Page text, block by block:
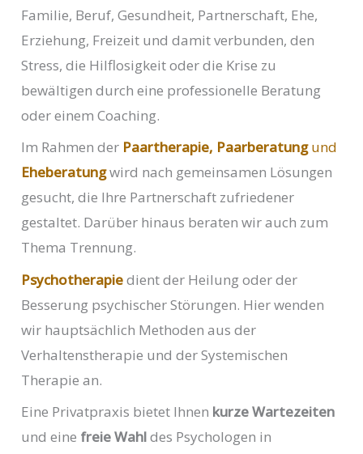
Familie, Beruf, Gesundheit, Partnerschaft, Ehe,
Erziehung, Freizeit und damit verbunden, den
Stress, die Hilflosigkeit oder die Krise zu
bewältigen durch eine professionelle Beratung
oder einem Coaching.
Im Rahmen der Paartherapie, Paarberatungund
Eheberatungwird nach gemeinsamen Lösungen
gesucht, die Ihre Partnerschaft zufriedener
gestaltet. Darüber hinaus beraten wir auch zum
Thema Trennung.
Psychotherapiedient der Heilung oder der
Besserung psychischer Störungen. Hier wenden
wir hauptsächlich Methoden aus der
Verhaltenstherapie und der Systemischen
Therapie an.
Eine Privatpraxis bietet Ihnen kurze Wartezeiten
und eine freie Wahldes Psychologen in